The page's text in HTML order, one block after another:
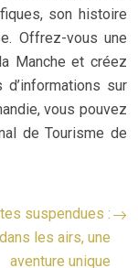
son histoire
Offrez-vous une
Manche et créez
sur
vous pouvez
de Tourisme de
suspendues :
les airs, une
aventure unique